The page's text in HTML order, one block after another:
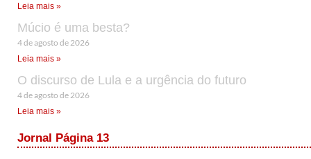
Leia mais »
Múcio é uma besta?
4 de agosto de 2026
Leia mais »
O discurso de Lula e a urgência do futuro
4 de agosto de 2026
Leia mais »
Jornal Página 13